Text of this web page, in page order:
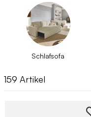
Schlafsofa
159 Artikel